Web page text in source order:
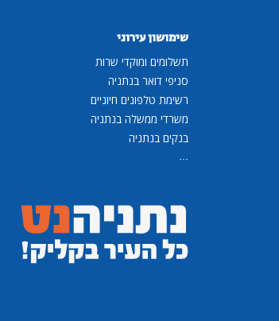
שימושון עירוני
תשלומים ומוקדי שרות
סניפי דואר בנתניה
רשימת טלפונים חיוניים
משרדי ממשלה בנתניה
בנקים בנתניה
...